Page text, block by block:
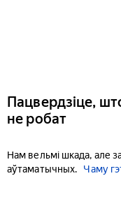
Пацвердзіце,
не робат
Нам вельмі шкада, але
аўтаматычных.
Чаму